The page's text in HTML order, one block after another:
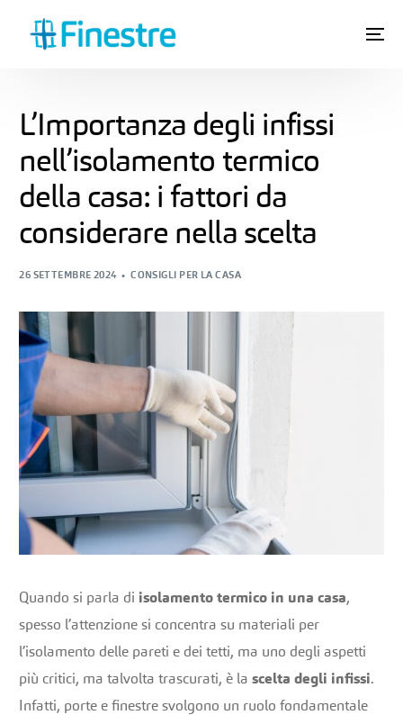
L’Importanza degli infissi
nell’isolamento termico
della casa: i fattori da
considerare nella scelta
26 SETTEMBRE 2024 CONSIGLI PER LA CASA
Quando si parla di isolamento termico in una casa,
spesso l’attenzione si concentra su materiali per
l’isolamento delle pareti e dei tetti, ma uno degli aspetti
più critici, ma talvolta trascurati, è lascelta degli infissi.
Infatti, porte e finestre svolgono un ruolo fondamentale